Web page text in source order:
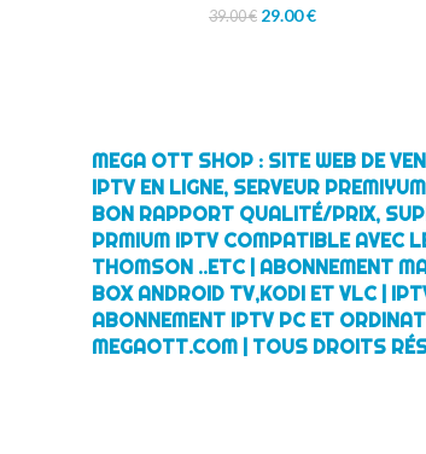
39.00€ 29.00€
MEGA OTT SHOP : SITE WEB DE
IPTV EN LIGNE, SERVEUR
BON RAPPORT QUALITÉ/PRIX,
PRMIUM IPTV COMPATIBLE AVEC
THOMSON ..ETC | ABONNEMENT
BOX ANDROID TV,KODI ET VLC |
ABONNEMENT IPTV PC ET
MEGAOTT.COM | TOUS DROITS